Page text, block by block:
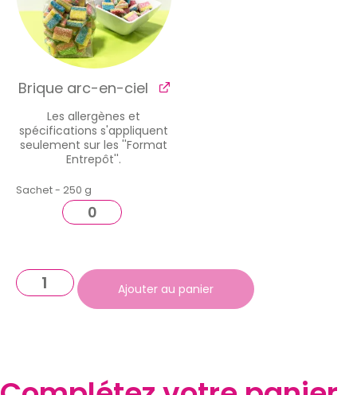
Brique arc-en-ciel
Les allergènes et
spécifications s'appliquent
seulement sur les ''Format
Entrepôt''.
Sachet - 250 g
Ajouter au panier